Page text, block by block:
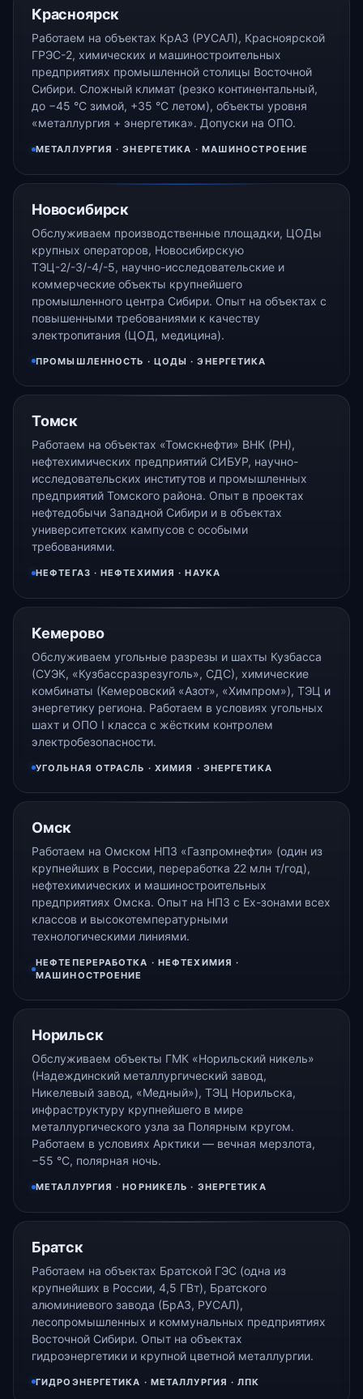
Красноярск
Работаем на объектах КрАЗ (РУСАЛ), Красноярской
ГРЭС-2, химических и машиностроительных
предприятиях промышленной столицы Восточной
Сибири. Сложный климат (резко континентальный,
до −45 °С зимой, +35 °С летом), объекты уровня
«металлургия + энергетика». Допуски на ОПО.
МЕТАЛЛУРГИЯ · ЭНЕРГЕТИКА · МАШИНОСТРОЕНИЕ
Новосибирск
Обслуживаем производственные площадки, ЦОДы
крупных операторов, Новосибирскую
ТЭЦ-2/-3/-4/-5, научно-исследовательские и
коммерческие объекты крупнейшего
промышленного центра Сибири. Опыт на объектах с
повышенными требованиями к качеству
электропитания (ЦОД, медицина).
ПРОМЫШЛЕННОСТЬ · ЦОДЫ · ЭНЕРГЕТИКА
Томск
Работаем на объектах «Томскнефти» ВНК (РН),
нефтехимических предприятий СИБУР, научно-
исследовательских институтов и промышленных
предприятий Томского района. Опыт в проектах
нефтедобычи Западной Сибири и в объектах
университетских кампусов с особыми
требованиями.
НЕФТЕГАЗ · НЕФТЕХИМИЯ · НАУКА
Кемерово
Обслуживаем угольные разрезы и шахты Кузбасса
(СУЭК, «Кузбассразрезуголь», СДС), химические
комбинаты (Кемеровский «Азот», «Химпром»), ТЭЦ и
энергетику региона. Работаем в условиях угольных
шахт и ОПО I класса с жёстким контролем
электробезопасности.
УГОЛЬНАЯ ОТРАСЛЬ · ХИМИЯ · ЭНЕРГЕТИКА
Омск
Работаем на Омском НПЗ «Газпромнефти» (один из
крупнейших в России, переработка 22 млн т/год),
нефтехимических и машиностроительных
предприятиях Омска. Опыт на НПЗ с Ex-зонами всех
классов и высокотемпературными
технологическими линиями.
НЕФТЕПЕРЕРАБОТКА · НЕФТЕХИМИЯ ·
МАШИНОСТРОЕНИЕ
Норильск
Обслуживаем объекты ГМК «Норильский никель»
(Надеждинский металлургический завод,
Никелевый завод, «Медный»), ТЭЦ Норильска,
инфраструктуру крупнейшего в мире
металлургического узла за Полярным кругом.
Работаем в условиях Арктики — вечная мерзлота,
−55 °С, полярная ночь.
МЕТАЛЛУРГИЯ · НОРНИКЕЛЬ · ЭНЕРГЕТИКА
Братск
Работаем на объектах Братской ГЭС (одна из
крупнейших в России, 4,5 ГВт), Братского
алюминиевого завода (БрАЗ, РУСАЛ),
лесопромышленных и коммунальных предприятиях
Восточной Сибири. Опыт на объектах
гидроэнергетики и крупной цветной металлургии.
ГИДРОЭНЕРГЕТИКА · МЕТАЛЛУРГИЯ · ЛПК